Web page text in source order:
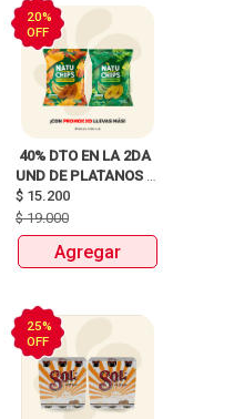
20%
OFF
40% DTO EN LA 2DA
UND DE PLATANOS
MARCA NATUCHIPS
$ 15.200
$19.000
Agregar
25%
OFF